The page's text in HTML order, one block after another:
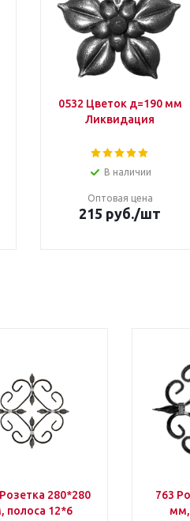
0532 Цветок д=190 мм
Ликвидация
В наличии
Оптовая цена
215 руб./шт
280*280
полоса 12*6
763
мм,